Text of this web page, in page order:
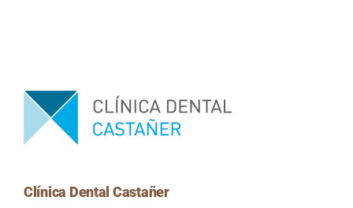
Clínica Dental Castañer